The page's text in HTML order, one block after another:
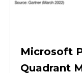
Microsoft
Quadrant